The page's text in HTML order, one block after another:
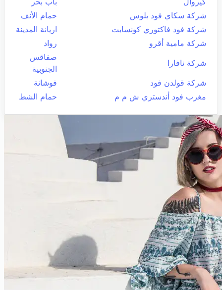
شركة سكاي فود بلوس
حمام الأنف
شركة فود فاكتوري كونسابت
اريانة المدينة
شركة مامية أقرو
رواد
شركة نافارا
صفاقس
الجنوبية
شركة قولدن فود
فوشانة
مغرب فود أندستري ش م م
حمام الشط